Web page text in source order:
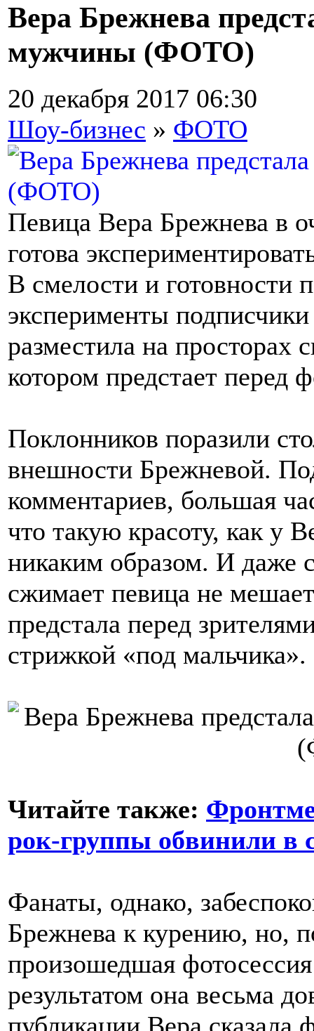
Вера Брежнева
мужчины (ФОТО)
20 декабря 2017 06:30
Шоу-бизнес » ФОТО
Певица Вера Брежнева в
готова
В смелости и готовности
эксперименты
разместила на просторах
котором предстает перед
Поклонников поразили
внешности Брежневой.
комментариев, большая
что такую красоту, как у
никаким образом. И даже
сжимает певица не
предстала перед
стрижкой «под мальчика».
Читайте также:
рок-группы обвинили в
Фанаты, однако,
Брежнева к курению, но,
произошедшая
результатом она весьма